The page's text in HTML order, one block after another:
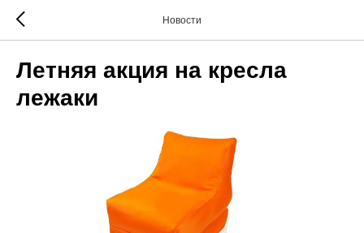
Новости
Летняя акция на кресла
лежаки